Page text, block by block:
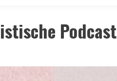
Podcast